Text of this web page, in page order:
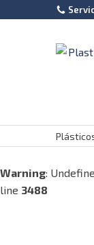
Warning:
line 3488